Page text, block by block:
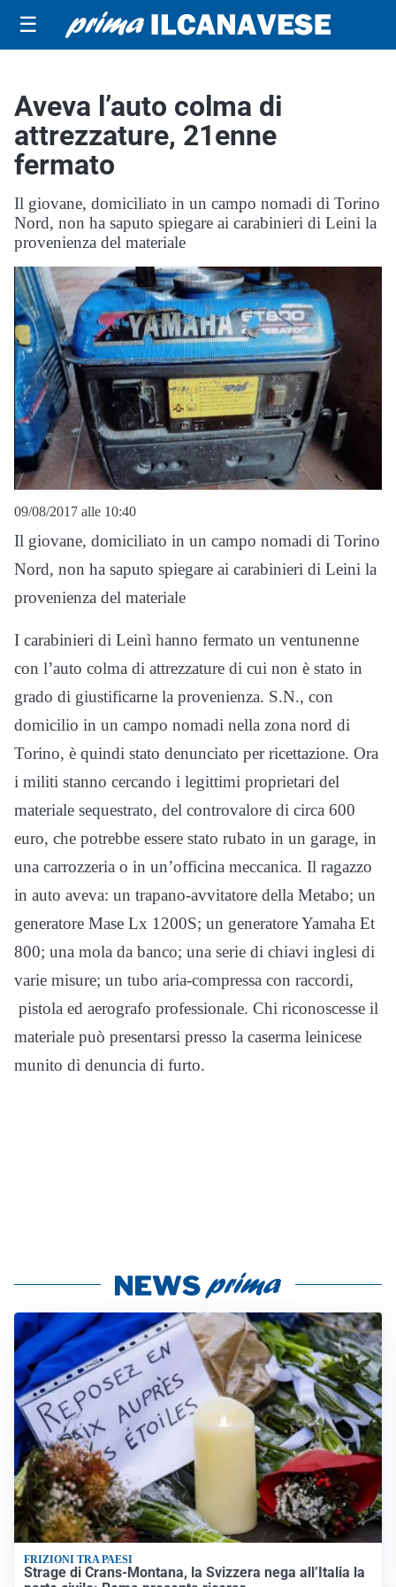
☰
Aveva l’auto colma di
attrezzature, 21enne
fermato
Il giovane, domiciliato in un campo nomadi di Torino
Nord, non ha saputo spiegare ai carabinieri di Leini la
provenienza del materiale
09/08/2017 alle 10:40
Il giovane, domiciliato in un campo nomadi di Torino
Nord, non ha saputo spiegare ai carabinieri di Leini la
provenienza del materiale
I carabinieri di Leinì hanno fermato un ventunenne
con l’auto colma di attrezzature di cui non è stato in
grado di giustificarne la provenienza. S.N., con
domicilio in un campo nomadi nella zona nord di
Torino, è quindi stato denunciato per ricettazione. Ora
i militi stanno cercando i legittimi proprietari del
materiale sequestrato, del controvalore di circa 600
euro, che potrebbe essere stato rubato in un garage, in
una carrozzeria o in un’officina meccanica. Il ragazzo
in auto aveva: un trapano-avvitatore della Metabo; un
generatore Mase Lx 1200S; un generatore Yamaha Et
800; una mola da banco; una serie di chiavi inglesi di
varie misure; un tubo aria-compressa con raccordi,
pistola ed aerografo professionale. Chi riconoscesse il
materiale può presentarsi presso la caserma leinicese
munito di denuncia di furto.
FRIZIONI TRA PAESI
Strage di Crans-Montana, la Svizzera nega all’Italia la